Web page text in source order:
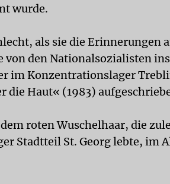
wurde.
als sie die Erinnerungen
von den Nationalsozialisten
im Konzentrationslager
die Haut« (1983)
roten Wuschelhaar, die
Stadtteil St. Georg lebte, im